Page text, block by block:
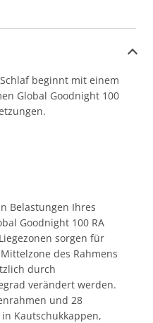
beginnt mit einem
Global Goodnight 100
Belastungen Ihres
Goodnight 100 RA
sorgen für
des Rahmens
durch
verändert werden.
und 28
Kautschukkappen,